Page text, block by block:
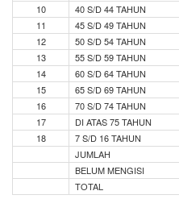
10
40 S/D 44 TAHUN
11
45 S/D 49 TAHUN
12
50 S/D 54 TAHUN
13
55 S/D 59 TAHUN
14
60 S/D 64 TAHUN
15
65 S/D 69 TAHUN
16
70 S/D 74 TAHUN
17
DI ATAS 75 TAHUN
18
7 S/D 16 TAHUN
JUMLAH
BELUM MENGISI
TOTAL